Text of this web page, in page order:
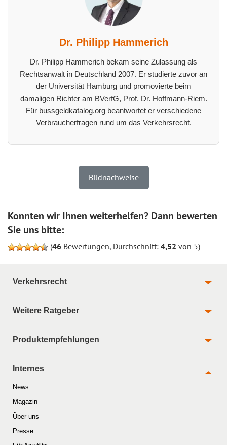
Dr. Philipp Hammerich
Dr. Philipp Hammerich bekam seine Zulassung als
Rechtsanwalt in Deutschland 2007. Er studierte zuvor an
der Universität Hamburg und promovierte beim
damaligen Richter am BVerfG, Prof. Dr. Hoffmann-Riem.
Für bussgeldkatalog.org beantwortet er verschiedene
Verbraucherfragen rund um das Verkehrsrecht.
Bildnachweise
Konnten wir Ihnen weiterhelfen? Dann bewerten
Sie uns bitte:
(46 Bewertungen, Durchschnitt: 4,52 von 5)
Verkehrsrecht
Weitere Ratgeber
Produktempfehlungen
Internes
News
Magazin
Über uns
Presse